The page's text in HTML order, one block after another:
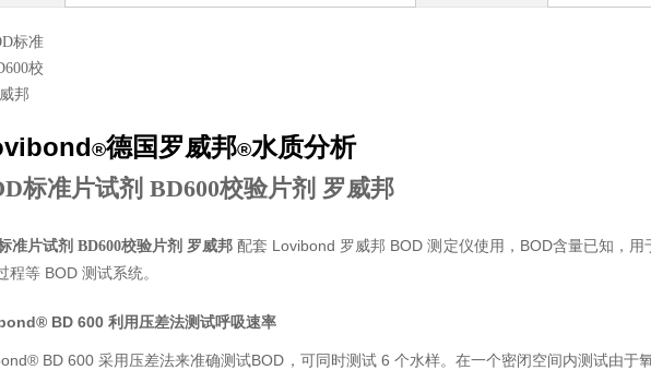
®德国罗威邦®水质分析
标准片试剂 BD600校验片剂 罗威邦
准片试剂 BD600校验片剂 罗威邦 配套 Lovibond 罗威邦 BOD 测定仪使用，BOD含量已知，
程等 BOD 测试系统。
BD 600 利用压差法测试呼吸速率
BD 600 采用压差法来准确测试BOD，可同时测试 6 个水样。在一个密闭空间内测试由于